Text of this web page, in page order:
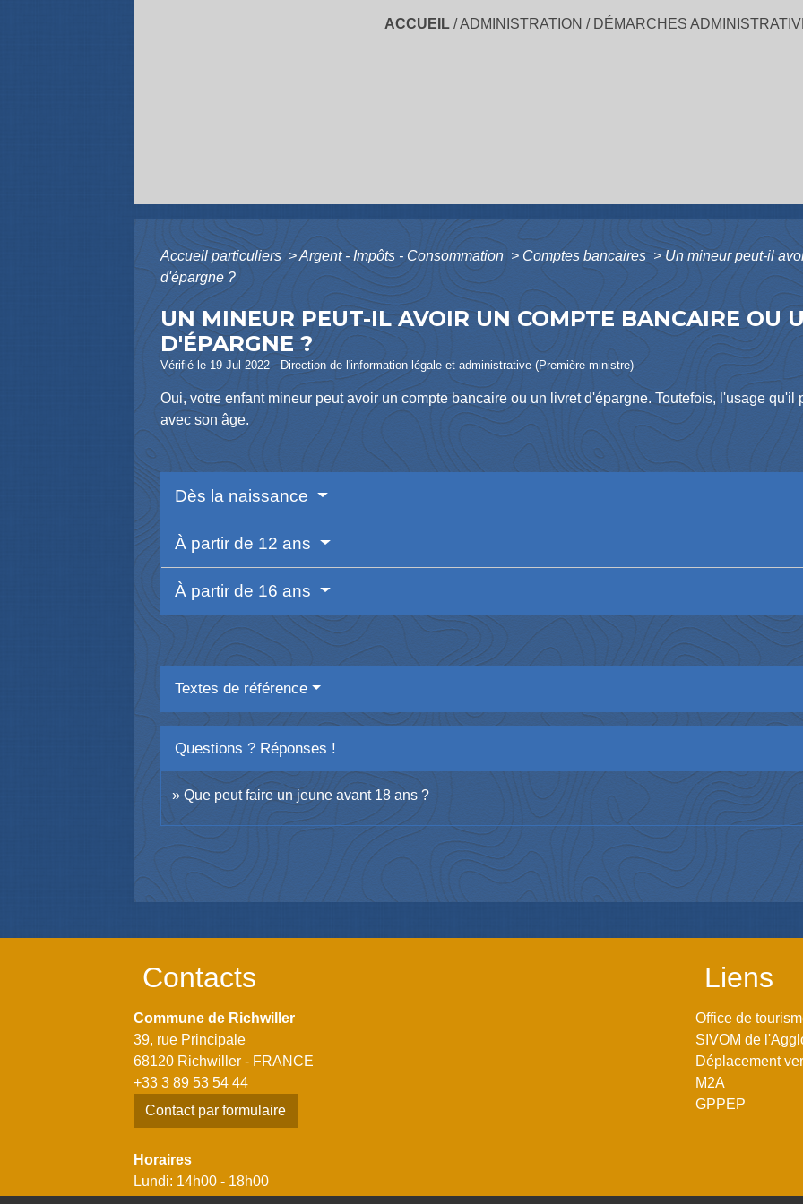
ACCUEIL/ADMINISTRATION / DÉMARCHES
Accueil particuliers >Argent - Impôts - Consommation > Comptes bancaires> Un mineur peut-il
d'épargne ?
UN MINEUR PEUT-IL AVOIR UN COMPTE BANCAIRE OU
D'ÉPARGNE ?
Vérifié le 19 Jul 2022 - Direction de l'information légale et administrative (Première ministre)
Oui, votre enfant mineur peut avoir un compte bancaire ou un livret d'épargne. Toutefois, l'usage qu'il
avec son âge.
Dès la naissance
À partir de 12 ans
À partir de 16 ans
Textes de référence
Questions ? Réponses !
Que peut faire un jeune avant 18 ans ?
Contacts
Commune de Richwiller
39, rue Principale
68120 Richwiller - FRANCE
+33 3 89 53 54 44
Contact par formulaire
Horaires
Lundi: 14h00 - 18h00
Liens
Office de
SIVOM de
Déplacement
M2A
GPPEP